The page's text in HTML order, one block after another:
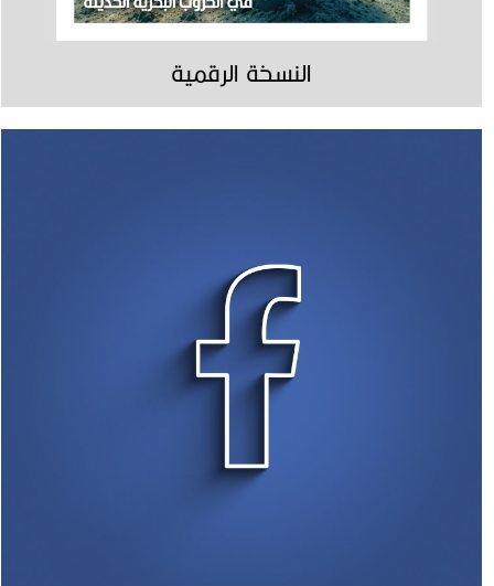
النسخة الرقمية